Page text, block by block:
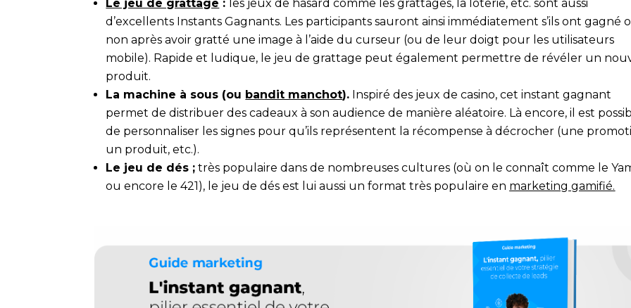
Le jeu de grattage : les jeux de hasard comme les grattages, la loterie, etc. sont aussi
d’excellents Instants Gagnants. Les participants sauront ainsi immédiatement s’ils ont gagné
non après avoir gratté une image à l’aide du curseur (ou de leur doigt pour les utilisateurs
mobile). Rapide et ludique, le jeu de grattage peut également permettre de révéler un
produit.
La machine à sous (ou bandit manchot). Inspiré des jeux de casino, cet instant gagnant
permet de distribuer des cadeaux à son audience de manière aléatoire. Là encore, il est
de personnaliser les signes pour qu’ils représentent la récompense à décrocher (une
un produit, etc.).
Le jeu de dés ; très populaire dans de nombreuses cultures (où on le connaît comme le
ou encore le 421), le jeu de dés est lui aussi un format très populaire en marketing gamifié.